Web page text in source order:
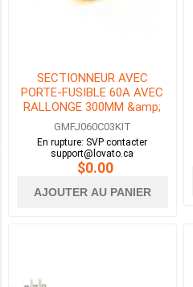
SECTIONNEUR AVEC
PORTE-FUSIBLE 60A AVEC
RALLONGE 300MM &amp;
POIGNEE VERROUILLAGE DE
PORTE
GMFJ060C03KIT
En rupture: SVP contacter
support@lovato.ca
$0.00
AJOUTER AU PANIER
(1)
MORE
Availability